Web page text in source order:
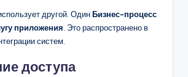
другой. ОдинБизнес-процесс
приложения. Это распространено в
систем.
доступа